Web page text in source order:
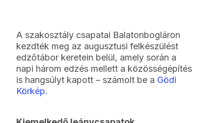
A szakosztály csapatai Balatonbogláron
kezdték meg az augusztusi felkészülést
edzőtábor keretein belül, amely során a
napi három edzés mellett a közösségépítés
is hangsúlyt kapott – számolt be a Gödi
Körkép.